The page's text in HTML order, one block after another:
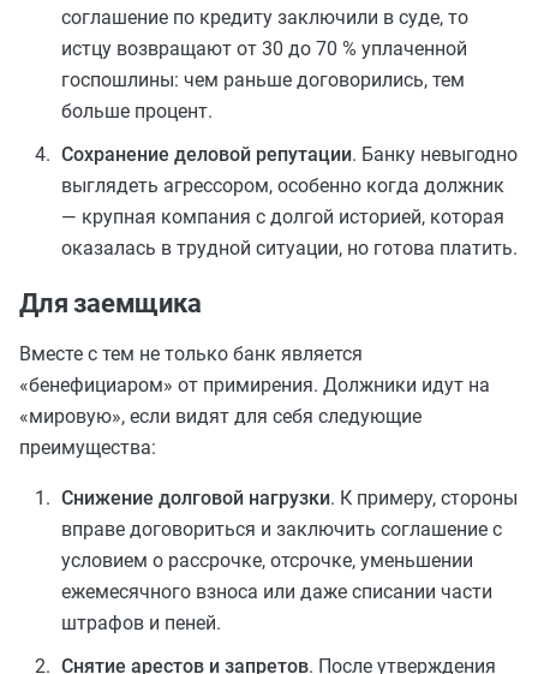
соглашение по кредиту заключили в суде, то
истцу возвращают от 30 до 70 % уплаченной
госпошлины: чем раньше договорились, тем
больше процент.
Сохранение деловой репутации. Банку невыгодно
выглядеть агрессором, особенно когда должник
— крупная компания с долгой историей, которая
оказалась в трудной ситуации, но готова платить.
Для заемщика
Вместе с тем не только банк является
«бенефициаром» от примирения. Должники идут на
«мировую», если видят для себя следующие
преимущества:
Снижение долговой нагрузки. К примеру, стороны
вправе договориться и заключить соглашение с
условием о рассрочке, отсрочке, уменьшении
ежемесячного взноса или даже списании части
штрафов и пеней.
Снятие арестов и запретов. После утверждения